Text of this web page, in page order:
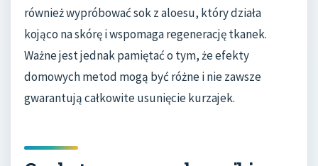
również wypróbować sok z aloesu, który działa
kojąco na skórę i wspomaga regenerację tkanek.
Ważne jest jednak pamiętać o tym, że efekty
domowych metod mogą być różne i nie zawsze
gwarantują całkowite usunięcie kurzajek.